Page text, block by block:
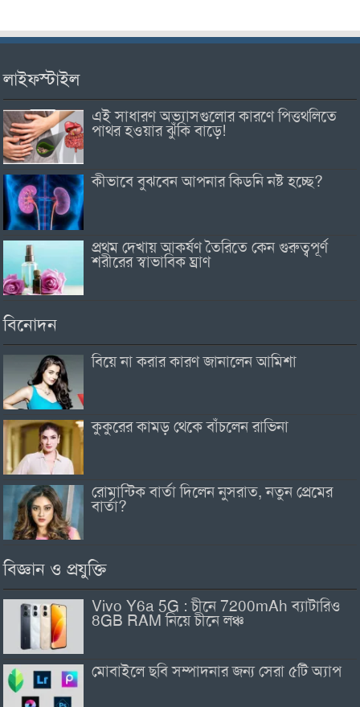
লাইফস্টাইল
এই সাধারণ অভ্যাসগুলোর কারণে পিত্তথলিতে
পাথর হওয়ার ঝুঁকি বাড়ে!
কীভাবে বুঝবেন আপনার কিডনি নষ্ট হচ্ছে?
প্রথম দেখায় আকর্ষণ তৈরিতে কেন গুরুত্বপূর্ণ
শরীরের স্বাভাবিক ঘ্রাণ
বিনোদন
বিয়ে না করার কারণ জানালেন আমিশা
কুকুরের কামড় থেকে বাঁচলেন রাভিনা
রোমান্টিক বার্তা দিলেন নুসরাত, নতুন প্রেমের
বার্তা?
বিজ্ঞান ও প্রযুক্তি
Vivo Y6a 5G : চীনে 7200mAh ব্যাটারিও
8GB RAM নিয়ে চীনে লঞ্চ
মোবাইলে ছবি সম্পাদনার জন্য সেরা ৫টি অ্যাপ